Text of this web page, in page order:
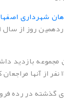
شهرداری
نزدیک به 3 هزار